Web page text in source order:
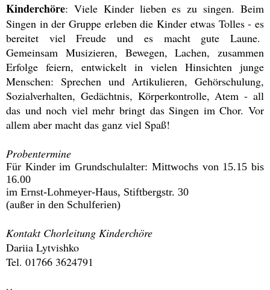
Kinderchöre: Viele Kinder lieben es zu singen. Beim
Singen in der Gruppe erleben die Kinder etwas Tolles - es
bereitet viel Freude und es macht gute Laune.
Gemeinsam Musizieren, Bewegen, Lachen, zusammen
Erfolge feiern, entwickelt in vielen Hinsichten junge
Menschen: Sprechen und Artikulieren, Gehörschulung,
Sozialverhalten, Gedächtnis, Körperkontrolle, Atem - all
das und noch viel mehr bringt das Singen im Chor. Vor
allem aber macht das ganz viel Spaß!
Probentermine
Für Kinder im Grundschulalter: Mittwochs von 15.15 bis
16.00
im Ernst-Lohmeyer-Haus, Stiftbergstr. 30
(außer in den Schulferien)
Kontakt Chorleitung Kinderchöre
Dariia Lytvishko
Tel. 01766 3624791